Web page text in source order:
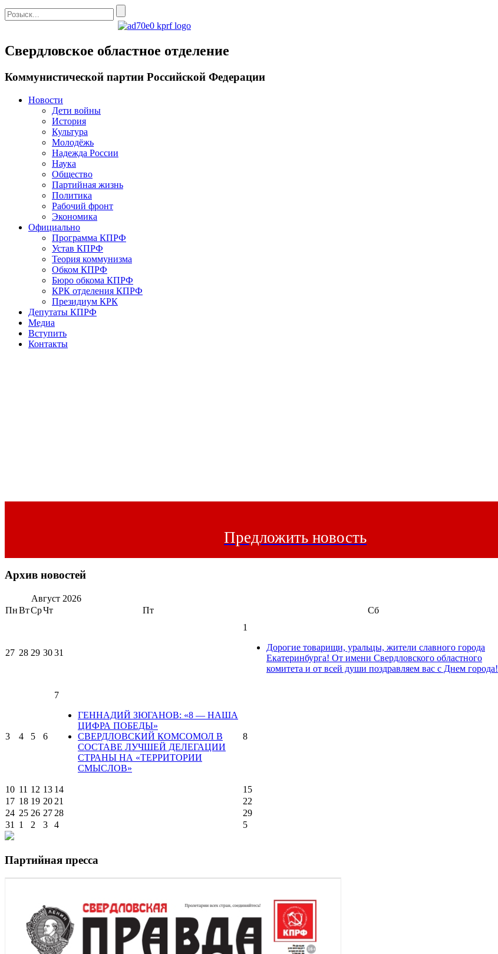
Свердловское областное отделение
Коммунистической партии Российской Федерации
Новости
Дети войны
История
Культура
Молодёжь
Надежда России
Наука
Общество
Партийная жизнь
Политика
Рабочий фронт
Экономика
Официально
Программа КПРФ
Устав КПРФ
Теория коммунизма
Обком КПРФ
Бюро обкома КПРФ
КРК отделения КПРФ
Президиум КРК
Депутаты КПРФ
Медиа
Вступить
Контакты
Предложить новость
Архив новостей
Август 2026
ПнВтСрЧт Пт Сб
27 28 29 3031
1
Дорогие товарищи, уральцы, жители славного города
Екатеринбурга! От имени Свердловского областного
комитета и от всей души поздравляем вас с Днем города!
3 4 5 6
7
ГЕННАДИЙ ЗЮГАНОВ: «8 — НАША
ЦИФРА ПОБЕДЫ»
СВЕРДЛОВСКИЙ КОМСОМОЛ В
СОСТАВЕ ЛУЧШЕЙ ДЕЛЕГАЦИИ
СТРАНЫ НА «ТЕРРИТОРИИ
СМЫСЛОВ»
8
10 11 12 13 14 15
17 18 19 20 21 22
24 25 26 27 28 29
31
1 2 3 4 5
Партийная пресса